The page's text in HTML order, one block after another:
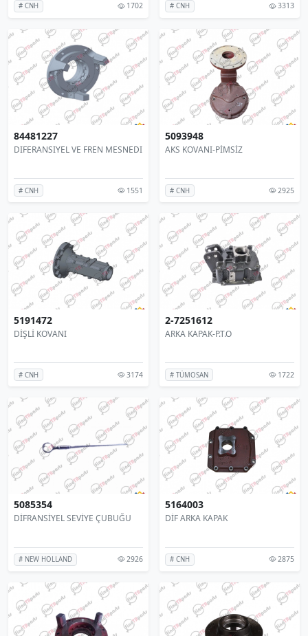
# CNH 1702 # CNH 3313
84481227
DIFERANSIYEL VE FREN MESNEDI
# CNH 1551
5093948
AKS KOVANI-PİMSİZ
# CNH 2925
5191472
DİŞLİ KOVANI
# CNH 3174
2-7251612
ARKA KAPAK-P.T.O
# TÜMOSAN 1722
5085354
DİFRANSİYEL SEVİYE ÇUBUĞU
# NEW HOLLAND 2926
5164003
DİF ARKA KAPAK
# CNH 2875